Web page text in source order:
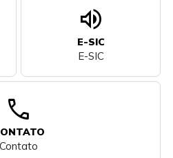
volume_up
E-SIC
E-SIC
call
Contato